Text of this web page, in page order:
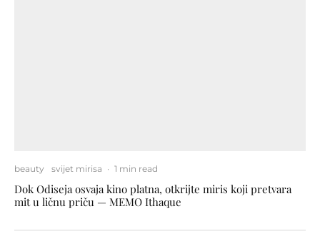
beauty svijet mirisa · 1 min read
Dok Odiseja osvaja kino platna, otkrijte miris koji pretvara
mit u ličnu priču — MEMO Ithaque